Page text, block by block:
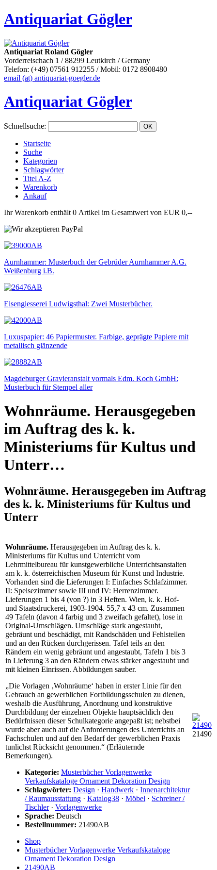
Antiquariat Gögler
Antiquariat Roland Gögler
Vorderreischach 1 / 88299 Leutkirch / Germany
Telefon: (+49) 07561 912255 / Mobil: 0172 8908480
email (at) antiquariat-goegler.de
Antiquariat Gögler
Schnellsuche:
Startseite
Suche
Kategorien
Schlagwörter
Titel A-Z
Warenkorb
Ankauf
Ihr Warenkorb enthält 0 Artikel im Gesamtwert von EUR 0,--
Aurnhammer: Musterbuch der Gebrüder Aurnhammer A.G.
Weißenburg i.B.
Eisengiesserei Ludwigsthal: Zwei Musterbücher.
Luxuspapier: 46 Papiermuster. Farbige, geprägte Papiere mit
metallisch glänzende
Magdeburger Gravieranstalt vormals Edm. Koch GmbH:
Musterbuch für Stempel aller
Wohnräume. Herausgegeben
im Auftrag des k. k.
Ministeriums für Kultus und
Unterr…
Wohnräume. Herausgegeben im Auftrag
des k. k. Ministeriums für Kultus und
Unterr
Wohnräume. Herausgegeben im Auftrag des k. k.
Ministeriums für Kultus und Unterricht vom
Lehrmittelbureau für kunstgewerbliche Unterrichtsanstalten
am k. k. österreichischen Museum für Kunst und Industrie.
Vorhanden sind die Lieferungen I: Einfaches Schlafzimmer.
II: Speisezimmer sowie III und IV: Herrenzimmer.
Lieferungen 1 bis 4 (von ?) in 3 Heften. Wien, k. k. Hof-
und Staatsdruckerei, 1903-1904. 55,7 x 43 cm. Zusammen
49 Tafeln (davon 4 farbig und 3 zweifach gefaltet), lose in
Original-Umschlägen. Umschläge stark angestaubt,
gebräunt und beschädigt, mit Randschäden und Fehlstellen
und an den Rücken durchgerissen. Tafel teils an den
Rändern ein wenig gebräunt und angestaubt, Tafeln 1 bis 3
in Lieferung 3 an den Rändern etwas stärker angestaubt und
mit kleinen Einrissen. Abbildungen sauber.
„Die Vorlagen ‚Wohnräume‘ haben in erster Linie für den
Gebrauch an gewerblichen Fortbildungsschulen zu dienen,
weshalb die Ausführung, Anordnung und konstruktive
Durchbildung der einzelnen Objekte hauptsächlich den
Bedürfnissen dieser Schulkategorie angepaßt ist; nebstbei
wurde aber auch auf die Anforderungen des Unterrichts an
Fachschulen und auf den Bedarf der gewerblichen Praxis
tunlichst Rücksicht genommen.“ (Erläuternde
Bemerkungen).
Kategorie: Musterbücher Vorlagenwerke
Verkaufskataloge Ornament Dekoration Design
Schlagwörter: Design · Handwerk · Innenarchitektur
/ Raumausstattung · Katalog38 · Möbel · Schreiner /
Tischler· Vorlagenwerke
Sprache: Deutsch
Bestellnummer: 21490AB
Shop
Musterbücher Vorlagenwerke Verkaufskataloge
Ornament Dekoration Design
21490AB
21490